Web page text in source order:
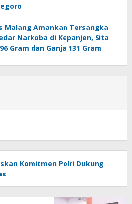
Malang Amankan Tersangka
Narkoba di Kepanjen, Sita
Gram dan Ganja 131 Gram
Komitmen Polri Dukung